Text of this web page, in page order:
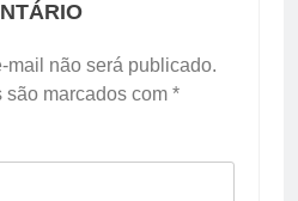
mail não será publicado.
são marcados com *